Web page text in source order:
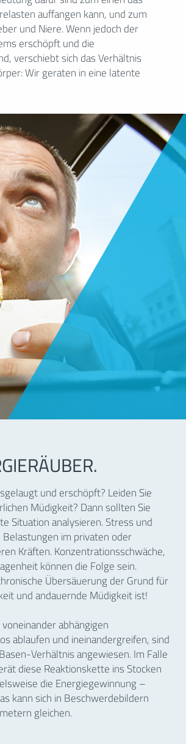
auffangen kann, und zum
und Niere. Wenn jedoch der
erschöpft und die
verschiebt sich das Verhältnis
Wir geraten in eine latente
zum Beispiel vermutet, dass eine
Faktor für diverse
sein könnte –
und erschöpft? Leiden Sie
Müdigkeit? Dann sollten Sie
Situation analysieren. Stress und
im privaten oder
Kräften. Konzentrationsschwäche,
können die Folge sein.
Übersäuerung der Grund für
und andauernde Müdigkeit ist!
abhängigen
ablaufen und ineinandergreifen, sind
Verhältnis angewiesen. Im Falle
diese Reaktionskette ins Stocken
die Energiegewinnung –
kann sich in Beschwerdebildern
gleichen.